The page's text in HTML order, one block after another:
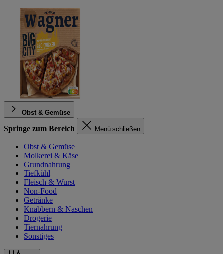
Obst & Gemüse
Springe zum Bereich Menü schließen
Obst & Gemüse
Molkerei & Käse
Grundnahrung
Tiefkühl
Fleisch & Wurst
Non-Food
Getränke
Knabbern & Naschen
Drogerie
Tiernahrung
Sonstiges